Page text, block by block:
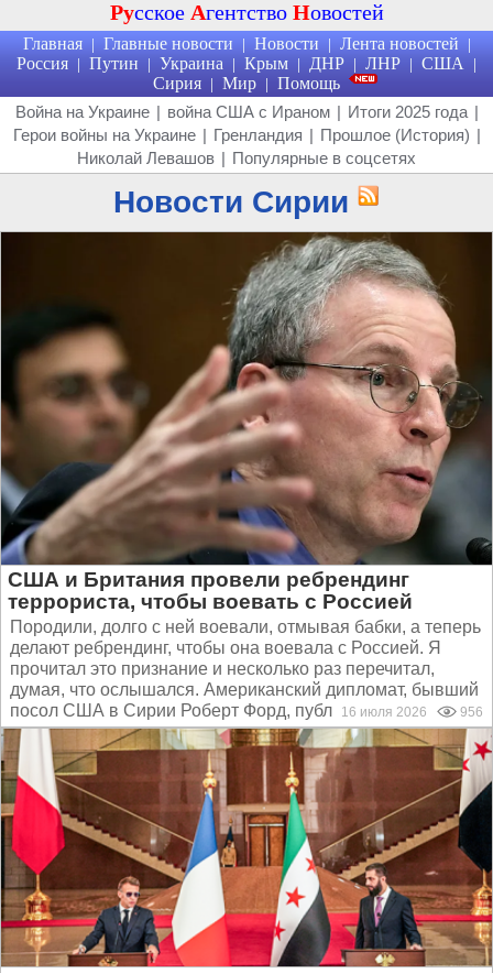
Русское Агентство Новостей
Главная | Главные новости | Новости | Лента новостей |
Россия | Путин | Украина | Крым | ДНР | ЛНР | США |
Сирия | Мир | Помощь
Война на Украине | война США с Ираном | Итоги 2025 года |
Герои войны на Украине | Гренландия | Прошлое (История) |
Николай Левашов | Популярные в соцсетях
Новости Сирии
США и Британия провели ребрендинг
террориста, чтобы воевать с Россией
Породили, долго с ней воевали, отмывая бабки, а теперь
делают ребрендинг, чтобы она воевала с Россией. Я
прочитал это признание и несколько раз перечитал,
думая, что ослышался. Американский дипломат, бывший
посол США в Сирии Роберт Форд, публично рассказал...
16 июля 2026 956